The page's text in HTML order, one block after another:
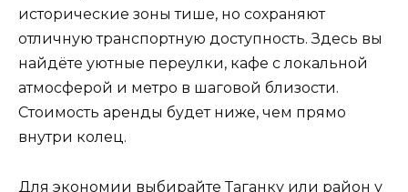
исторические зоны тише, но сохраняют
отличную транспортную доступность. Здесь вы
найдёте уютные переулки, кафе с локальной
атмосферой и метро в шаговой близости.
Стоимость аренды будет ниже, чем прямо
внутри колец.
Для экономии выбирайте Таганку или район у